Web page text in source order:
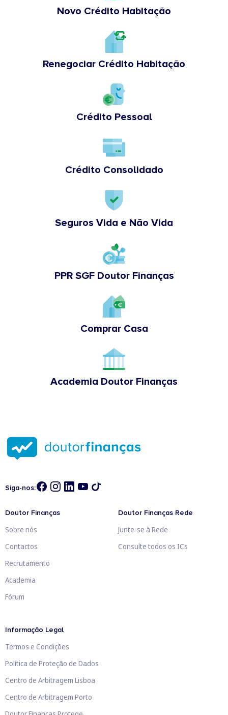
Novo Crédito Habitação
Renegociar Crédito Habitação
Crédito Pessoal
Crédito Consolidado
Seguros Vida e Não Vida
PPR SGF Doutor Finanças
Comprar Casa
Academia Doutor Finanças
Siga-nos:
Doutor Finanças
Sobre nós
Contactos
Recrutamento
Academia
Fórum
Doutor Finanças Rede
Junte-se à Rede
Consulte todos os ICs
Informação Legal
Termos e Condições
Política de Proteção de Dados
Centro de Arbitragem Lisboa
Centro de Arbitragem Porto